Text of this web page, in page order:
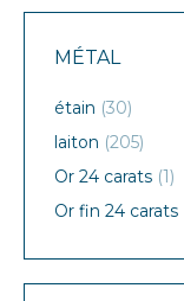
MÉTAL
étain (30)
laiton (205)
Or 24 carats (1)
Or fin 24 carats